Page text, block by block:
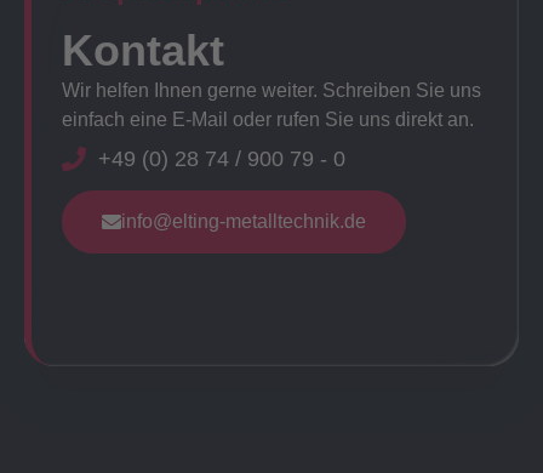
Kontakt
Wir helfen Ihnen gerne weiter. Schreiben Sie uns
einfach eine E-Mail oder rufen Sie uns direkt an.
+49 (0) 28 74 / 900 79 - 0
info@elting-metalltechnik.de